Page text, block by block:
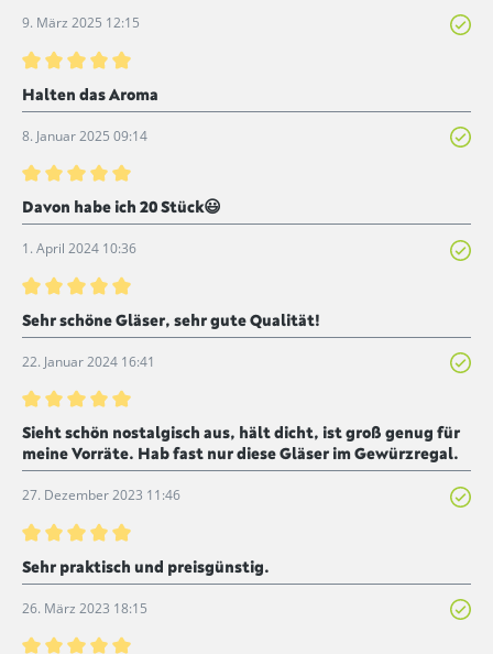
9. März 2025 12:15
Bewertung mit 5 von 5 Sternen
Halten das Aroma
8. Januar 2025 09:14
Bewertung mit 5 von 5 Sternen
Davon habe ich 20 Stück😃
1. April 2024 10:36
Bewertung mit 5 von 5 Sternen
Sehr schöne Gläser, sehr gute Qualität!
22. Januar 2024 16:41
Bewertung mit 5 von 5 Sternen
Sieht schön nostalgisch aus, hält dicht, ist groß genug für
meine Vorräte. Hab fast nur diese Gläser im Gewürzregal.
27. Dezember 2023 11:46
Bewertung mit 5 von 5 Sternen
Sehr praktisch und preisgünstig.
26. März 2023 18:15